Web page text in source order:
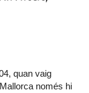
quan vaig
només hi